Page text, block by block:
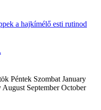
Péntek Szombat January
September October